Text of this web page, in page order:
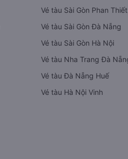
Vé tàu Sài Gòn Phan Thiết
Vé tàu Sài Gòn Đà Nẵng
Vé tàu Sài Gòn Hà Nội
Vé tàu Nha Trang Đà
Vé tàu Đà Nẵng Huế
Vé tàu Hà Nội Vinh